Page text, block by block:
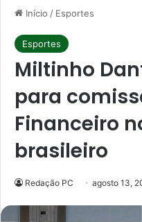
Início / Esportes
Esportes
Miltinho
para
Financeiro
brasileiro
Redação PC agosto 13,